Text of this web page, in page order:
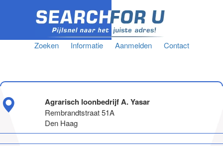
Zoeken Informatie Aanmelden Contact
Agrarisch loonbedrijf A. Yasar
Rembrandtstraat 51A
Den Haag